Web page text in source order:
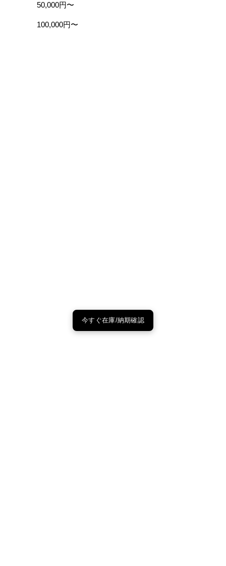
50,000円〜
100,000円〜
今すぐ在庫/納期確認